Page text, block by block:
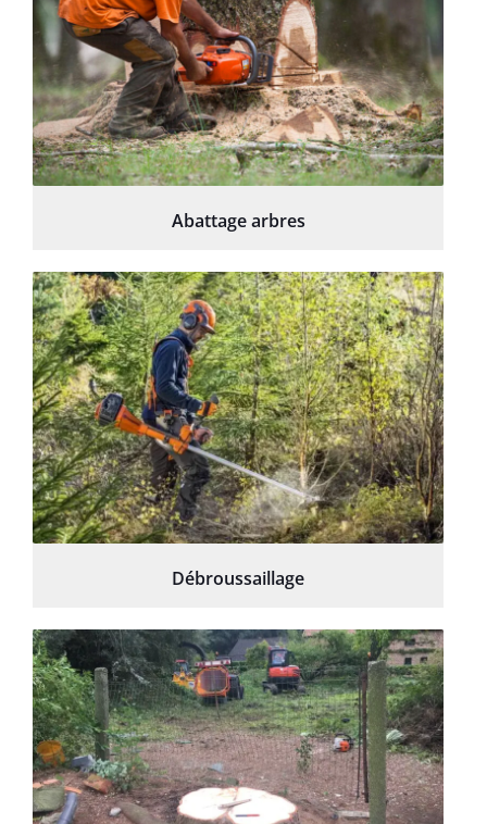
Abattage arbres
Débroussaillage